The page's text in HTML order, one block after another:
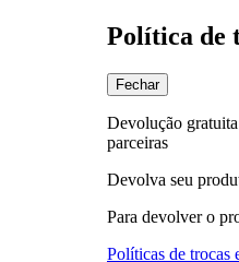
Política de
Fechar
Devolução
parceiras
Devolva seu
Para devolver o
Políticas de trocas